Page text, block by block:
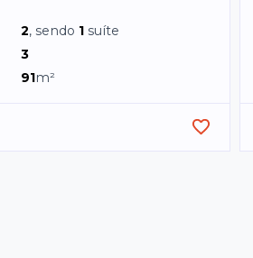
2, sendo 1 suíte
3
91m²